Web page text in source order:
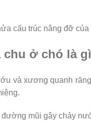
cấu trúc nâng đỡ
chu ở chó là
và xương quanh
đường mũi gây chảy